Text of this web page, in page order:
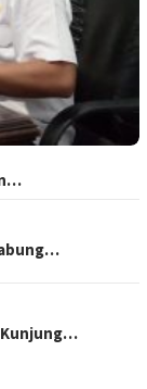
Kunjung…